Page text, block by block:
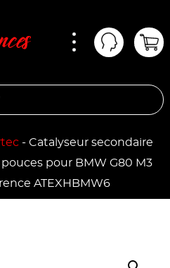
Mon
- Catalyseur secondaire
pour BMW G80 M3
ATEXHBMW6